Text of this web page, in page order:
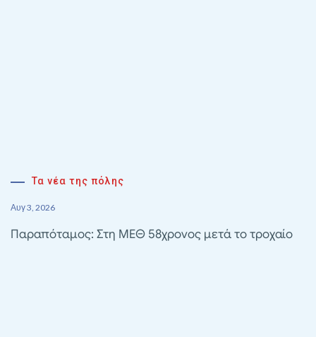
Τα νέα της πόλης
Αυγ 3, 2026
Παραπόταμος: Στη ΜΕΘ 58χρονος μετά το τροχαίο